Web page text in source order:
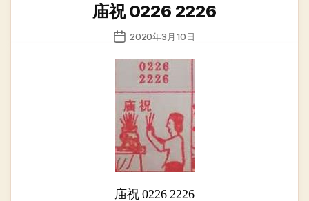
庙祝 0226 2226
发
日
2020年3月10日
庙祝 0226 2226